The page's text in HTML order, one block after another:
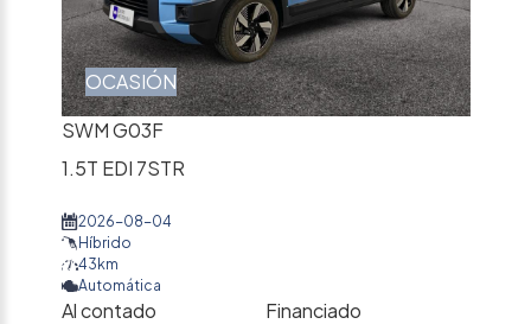
OCASIÓN
SWM G03F
1.5T EDI 7STR
2026-08-04
Híbrido
43km
Automática
Al contado
Financiado